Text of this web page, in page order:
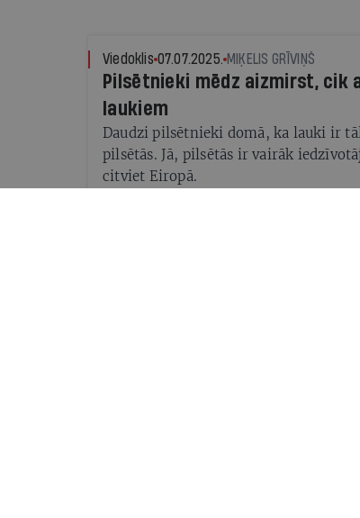
Viedoklis 07.07.2025. MIĶELIS GRĪVIŅŠ
Pilsētnieki mēdz aizmirst, cik
laukiem
Daudzi pilsētnieki domā, ka lauki ir
pilsētās. Jā, pilsētās ir vairāk
citviet Eiropā.